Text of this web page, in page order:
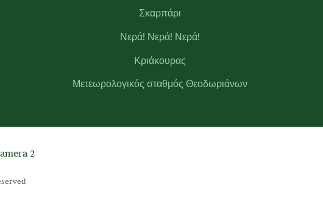
Σκαρπάρι
Νερά! Νερά! Νερά!
Κριάκουρας
Μετεωρολογικός σταθμός Θεοδωριάνων
2